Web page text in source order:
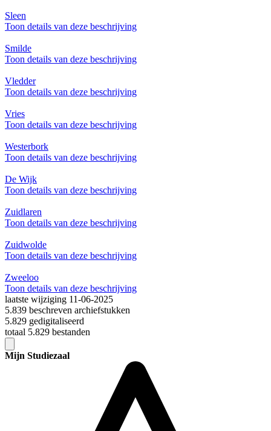
Sleen
Toon details van deze beschrijving
Smilde
Toon details van deze beschrijving
Vledder
Toon details van deze beschrijving
Vries
Toon details van deze beschrijving
Westerbork
Toon details van deze beschrijving
De Wijk
Toon details van deze beschrijving
Zuidlaren
Toon details van deze beschrijving
Zuidwolde
Toon details van deze beschrijving
Zweeloo
Toon details van deze beschrijving
laatste wijziging 11-06-2025
5.839 beschreven archiefstukken
5.829 gedigitaliseerd
totaal 5.829 bestanden
Mijn Studiezaal